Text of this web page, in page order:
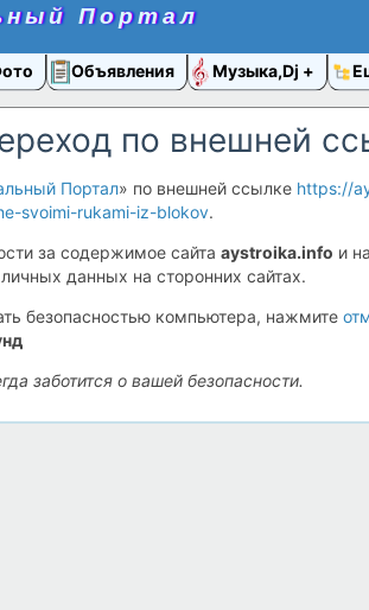
Портал
Объявления Музыка,Dj
по внешней
Портал» по внешней ссылке https://
svoimi-rukami-iz-blokov.
за содержимое сайта aystroika.info и
данных на сторонних сайтах.
безопасностью компьютера, нажмите
заботится о вашей безопасности.